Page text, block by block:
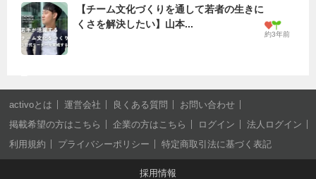
【チーム文化づくりを通して若者の生きに
くさを解決したい】山本...
約3年前
activoとは 運営会社 良くある質問
お問い合わせ
掲載希望の方はこちら
企業の方はこちら ログイン
法人ログイン
利用規約
プライバシーポリシー 特定商取引法に基づく表記
採用情報